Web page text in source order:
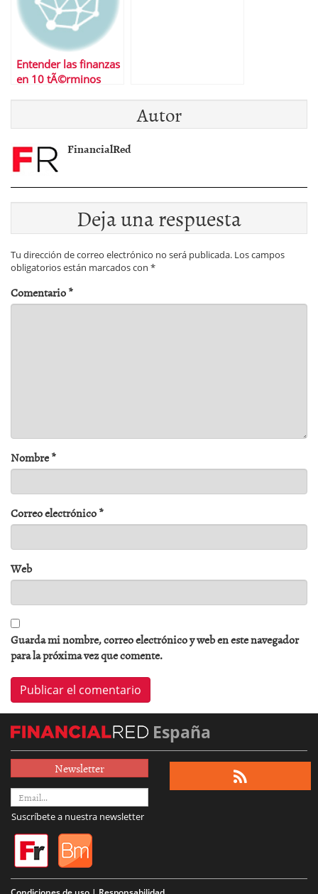
Entender las finanzas
en 10 tÃ©rminos
Autor
FinancialRed
Deja una respuesta
Tu dirección de correo electrónico no será publicada. Los campos
obligatorios están marcados con *
Comentario*
Nombre*
Correo electrónico*
Web
Guarda mi nombre, correo electrónico y web en este navegador
para la próxima vez que comente.
España
Newsletter
Suscríbete a nuestra newsletter